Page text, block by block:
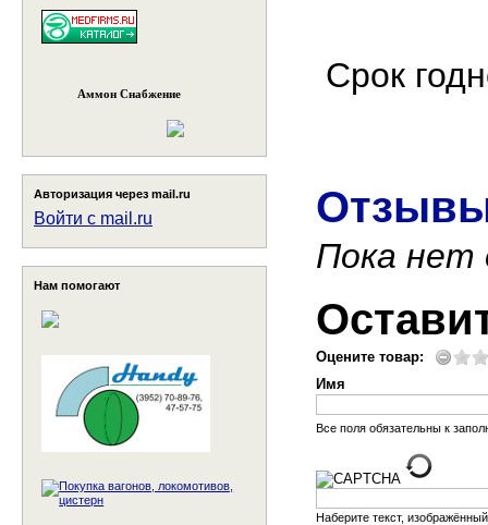
Аммон Снабжение
Авторизация через mail.ru
Войти с mail.ru
Нам помогают
Срок
Пока нет
Оцените товар:
Имя
Все поля обязательны к
Наберите текст,